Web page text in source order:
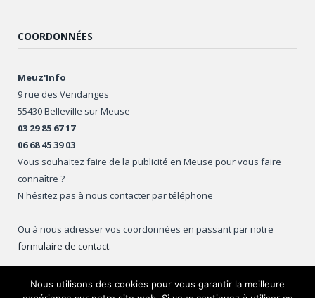
COORDONNÉES
Meuz'Info
9 rue des Vendanges
55430 Belleville sur Meuse
03 29 85 67 17
06 68 45 39 03
Vous souhaitez faire de la publicité en Meuse pour vous faire
connaître ?
N'hésitez pas à nous contacter par téléphone
Ou à nous adresser vos coordonnées en passant par notre
formulaire de contact.
Nous utilisons des cookies pour vous garantir la meilleure